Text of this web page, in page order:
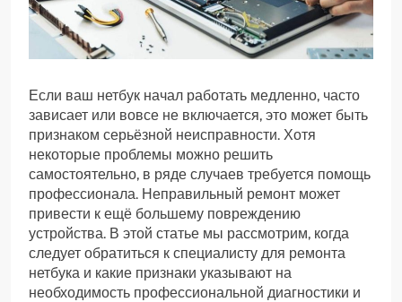
Если ваш нетбук начал работать медленно, часто
зависает или вовсе не включается, это может быть
признаком серьёзной неисправности. Хотя
некоторые проблемы можно решить
самостоятельно, в ряде случаев требуется помощь
профессионала. Неправильный ремонт может
привести к ещё большему повреждению
устройства. В этой статье мы рассмотрим, когда
следует обратиться к специалисту для ремонта
нетбука и какие признаки указывают на
необходимость профессиональной диагностики и